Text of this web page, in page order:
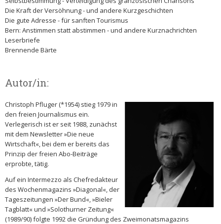
Die Kraft der Versöhnung - und andere Kurzgeschichten
Die gute Adresse - für sanften Tourismus
Bern: Anstimmen statt abstimmen - und andere Kurznachrichten
Leserbriefe
Brennende Bärte
Autor/in:
Christoph Pfluger (*1954) stieg 1979 in
den freien Journalismus ein.
Verlegerisch ist er seit 1988, zunächst
mit dem Newsletter »Die neue
Wirtschaft«, bei dem er bereits das
Prinzip der freien Abo-Beiträge
erprobte, tätig.
Auf ein Intermezzo als Chefredakteur
des Wochenmagazins »Diagonal«, der
Tageszeitungen »Der Bund«, »Bieler
Tagblatt« und »Solothurner Zeitung«
(1989/90) folgte 1992 die Gründung des Zweimonatsmagazins